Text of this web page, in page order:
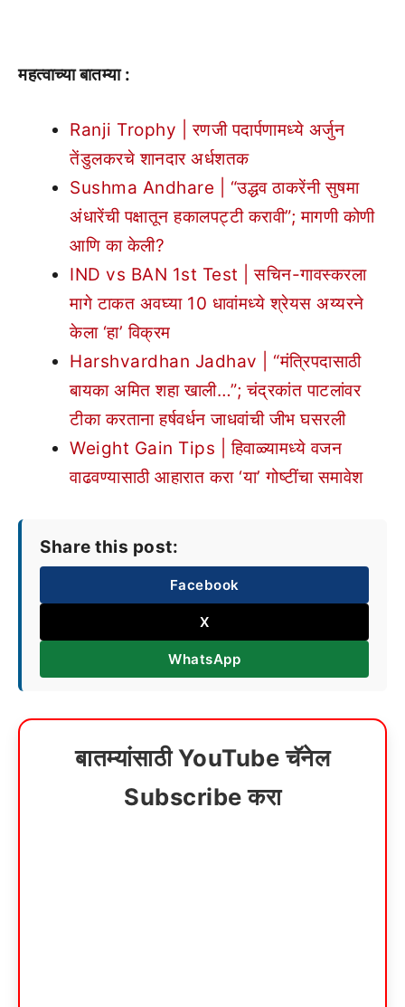
महत्वाच्या बातम्या :
Ranji Trophy | रणजी पदार्पणामध्ये अर्जुन
तेंडुलकरचे शानदार अर्धशतक
Sushma Andhare | “उद्धव ठाकरेंनी सुषमा
अंधारेंची पक्षातून हकालपट्टी करावी”; मागणी कोणी
आणि का केली?
IND vs BAN 1st Test | सचिन-गावस्करला
मागे टाकत अवघ्या 10 धावांमध्ये श्रेयस अय्यरने
केला ‘हा’ विक्रम
Harshvardhan Jadhav | “मंत्रिपदासाठी
बायका अमित शहा खाली…”; चंद्रकांत पाटलांवर
टीका करताना हर्षवर्धन जाधवांची जीभ घसरली
Weight Gain Tips | हिवाळ्यामध्ये वजन
वाढवण्यासाठी आहारात करा ‘या’ गोष्टींचा समावेश
Share this post:
Facebook
X
WhatsApp
बातम्यांसाठी YouTube चॅनेल
Subscribe करा